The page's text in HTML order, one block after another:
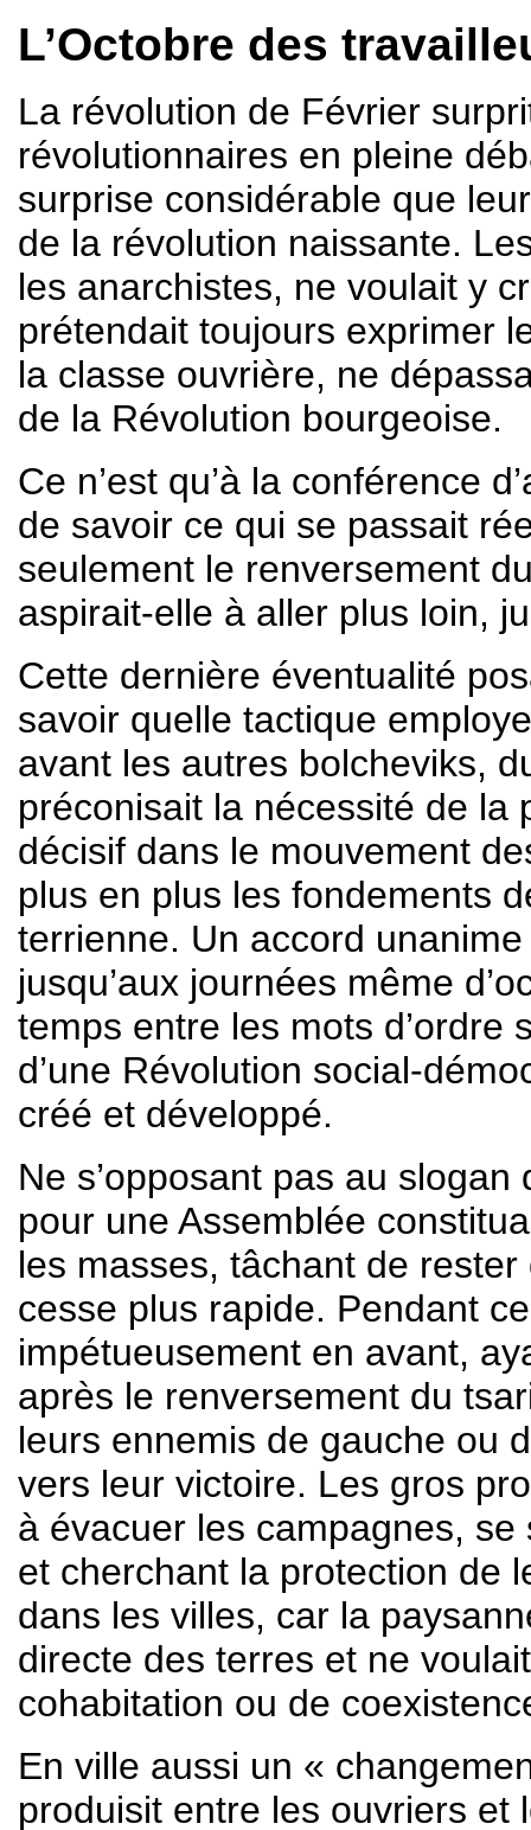
L’Octobre des
La révolution de Février
révolutionnaires en pleine
surprise considérable que
de la révolution naissante.
les anarchistes, ne voulait y
prétendait toujours exprimer
la classe ouvrière, ne
de la Révolution bourgeoise.
Ce n’est qu’à la conférence
de savoir ce qui se passait
seulement le renversement
aspirait-elle à aller plus loin,
Cette dernière éventualité
savoir quelle tactique
avant les autres bolcheviks,
préconisait la nécessité de la
décisif dans le mouvement
plus en plus les fondements
terrienne. Un accord
jusqu’aux journées même
temps entre les mots d’ordre
d’une Révolution social-
créé et développé.
Ne s’opposant pas au
pour une Assemblée
les masses, tâchant de
cesse plus rapide. Pendant
impétueusement en avant,
après le renversement du
leurs ennemis de gauche ou
vers leur victoire. Les gros
à évacuer les campagnes,
et cherchant la protection de
dans les villes, car la
directe des terres et ne
cohabitation ou de
En ville aussi un «
produisit entre les ouvriers et